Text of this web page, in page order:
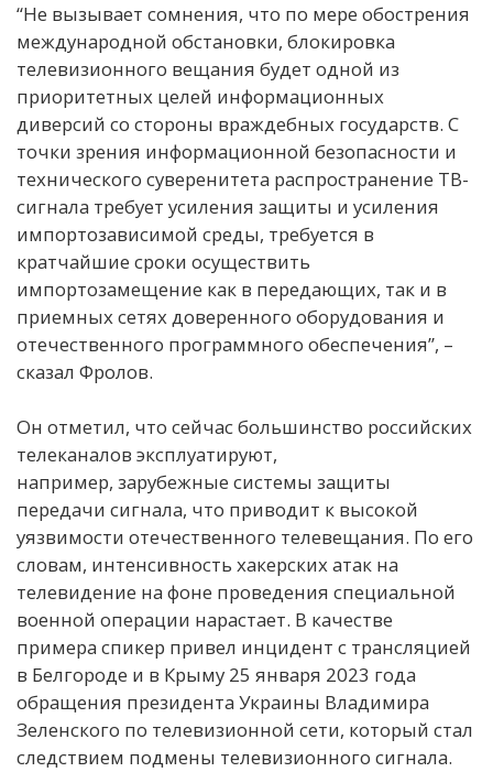
“Не вызывает сомнения, что по мере обострения
международной обстановки, блокировка
телевизионного вещания будет одной из
приоритетных целей информационных
диверсий со стороны враждебных государств. С
точки зрения информационной безопасности и
технического суверенитета распространение ТВ-
сигнала требует усиления защиты и усиления
импортозависимой среды, требуется в
кратчайшие сроки осуществить
импортозамещение как в передающих, так и в
приемных сетях доверенного оборудования и
отечественного программного обеспечения”, –
сказал Фролов.
Он отметил, что сейчас большинство российских
телеканалов эксплуатируют,
например, зарубежные системы защиты
передачи сигнала, что приводит к высокой
уязвимости отечественного телевещания. По его
словам, интенсивность хакерских атак на
телевидение на фоне проведения специальной
военной операции нарастает. В качестве
примера спикер привел инцидент с трансляцией
в Белгороде и в Крыму 25 января 2023 года
обращения президента Украины Владимира
Зеленского по телевизионной сети, который стал
следствием подмены телевизионного сигнала.